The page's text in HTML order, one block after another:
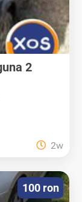
2
2w
100 ron